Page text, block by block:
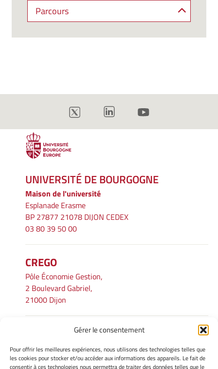
Gérer le consentement
Pour offrir les meilleures expériences, nous utilisons des technologies telles que
les cookies pour stocker et/ou accéder aux informations des appareils. Le fait de
consentir à ces technologies nous permettra de traiter des données telles que le
Parcours
UNIVERSITÉ DE BOURGOGNE
Maison de l'université
Esplanade Erasme
BP 27877 21078 DIJON CEDEX
03 80 39 50 00
CREGO
Pôle Économie Gestion,
2 Boulevard Gabriel,
21000 Dijon
INFORMATIONS LÉGALES
Mentions légales